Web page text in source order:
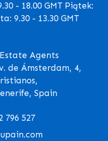
- 18.00 GMT Piątek:
9.30 - 13.30 GMT
Agents
de Ámsterdam, 4,
Spain
796 527